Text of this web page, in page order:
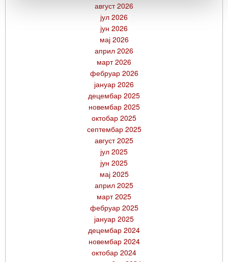
август 2026
јул 2026
јун 2026
мај 2026
април 2026
март 2026
фебруар 2026
јануар 2026
децембар 2025
новембар 2025
октобар 2025
септембар 2025
август 2025
јул 2025
јун 2025
мај 2025
април 2025
март 2025
фебруар 2025
јануар 2025
децембар 2024
новембар 2024
октобар 2024